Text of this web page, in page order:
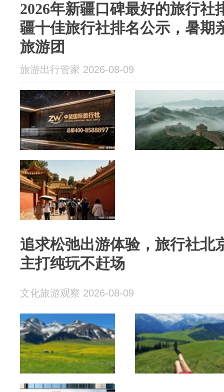
2026年新疆口碑最好的旅行社
疆十佳旅行社排名公示，暑期
旅游团
旅游出行管家 2026-08-09
追求松弛出游体验，旅行社北
主打纯玩不赶场
文化旅游观察 2026-08-09